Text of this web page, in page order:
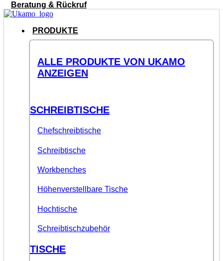
Beratung & Rückruf
PRODUKTE
ALLE PRODUKTE VON UKAMO
ANZEIGEN
SCHREIBTISCHE
Chefschreibtische
Schreibtische
Workbenches
Höhenverstellbare Tische
Hochtische
Schreibtischzubehör
TISCHE